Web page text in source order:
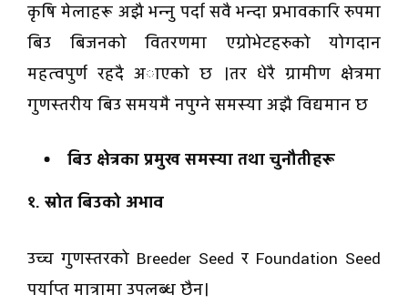
कृषि मेलाहरू अझै भन्नु पर्दा सवै भन्दा प्रभावकारि रुपमा
बिउ बिजनकाे वितरणमा एग्राेभेटहरुकाे याेगदान
महत्वपुर्ण रहदै अाएकाे छ ।तर धेरै ग्रामीण क्षेत्रमा
गुणस्तरीय बिउ समयमै नपुग्ने समस्या अझै विद्यमान छ
बिउ क्षेत्रका प्रमुख समस्या तथा चुनौतीहरू
१. स्रोत बिउको अभाव
उच्च गुणस्तरको Breeder Seed र Foundation Seed
पर्याप्त मात्रामा उपलब्ध छैन।